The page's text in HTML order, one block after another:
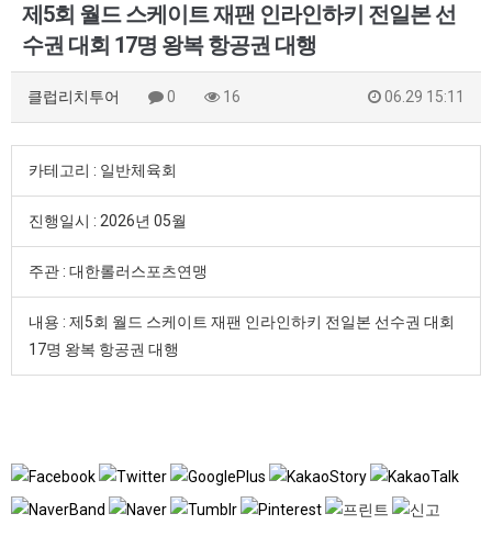
제5회 월드 스케이트 재팬 인라인하키 전일본 선
수권 대회 17명 왕복 항공권 대행
클럽리치투어 0 16 06.29 15:11
카테고리 : 일반체육회
진행일시 : 2026년 05월
주관 : 대한롤러스포츠연맹
내용 : 제5회 월드 스케이트 재팬 인라인하키 전일본 선수권 대회
17명 왕복 항공권 대행